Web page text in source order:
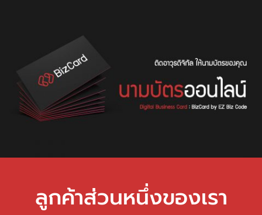
ลูกค้าส่วนหนึ่งของเรา